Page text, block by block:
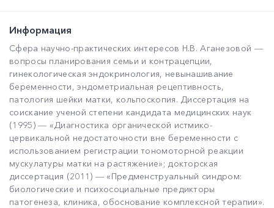
Информация
Сфера научно-практических интересов Н.В. Аганезовой ―
вопросы планирования семьи и контрацепции,
гинекологическая эндокринология, невынашивание
беременности, эндометриальная рецептивность,
патология шейки матки, кольпоскопия. Диссертация на
соискание ученой степени кандидата медицинских наук
(1995) ― «Диагностика органической истмико-
цервикальной недостаточности вне беременности с
использованием регистрации тономоторной реакции
мускулатуры матки на растяжение»; докторская
диссертация (2011) ― «Предменструальный синдром:
биологические и психосоциальные предикторы
патогенеза, клиника, обоснование комплексной терапии».